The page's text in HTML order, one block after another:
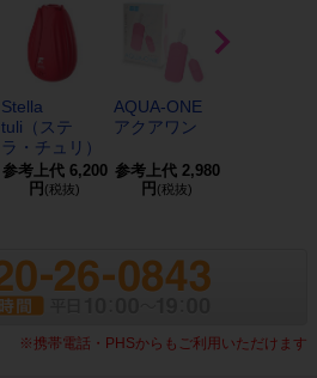
Stella
tuli（ステ
ラ・チュリ）
参考上代 6,200
円 (税抜)
AQUA-ONE
アクアワン
参考上代 2,980
円 (税抜)
※携帯電話・PHSからもご利用いただけます